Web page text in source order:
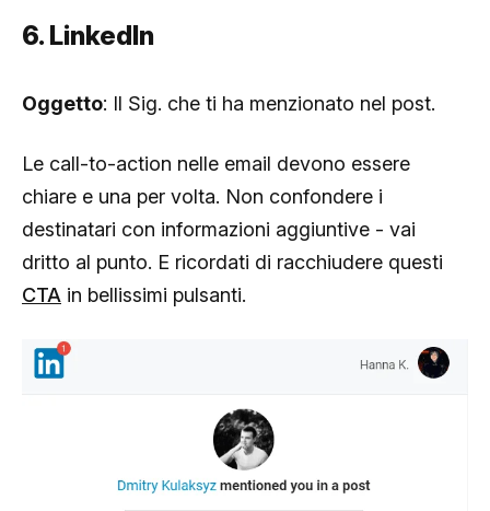
6. LinkedIn
Oggetto: Il Sig. che ti ha menzionato nel post.
Le call-to-action nelle email devono essere
chiare e una per volta. Non confondere i
destinatari con informazioni aggiuntive - vai
dritto al punto. E ricordati di racchiudere questi
CTA in bellissimi pulsanti.